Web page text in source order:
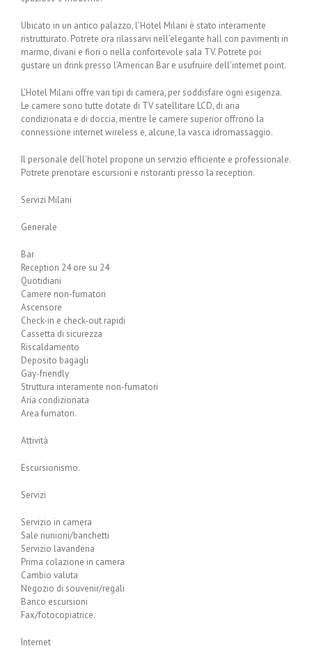
Ubicato in un antico palazzo, l’Hotel Milani è stato interamente
ristrutturato. Potrete ora rilassarvi nell’elegante hall con pavimenti in
marmo, divani e fiori o nella confortevole sala TV. Potrete poi
gustare un drink presso l’American Bar e usufruire dell’internet point.
L’Hotel Milani offre vari tipi di camera, per soddisfare ogni esigenza.
Le camere sono tutte dotate di TV satellitare LCD, di aria
condizionata e di doccia, mentre le camere superior offrono la
connessione internet wireless e, alcune, la vasca idromassaggio.
Il personale dell’hotel propone un servizio efficiente e professionale.
Potrete prenotare escursioni e ristoranti presso la reception.
Servizi Milani
Generale
Bar
Reception 24 ore su 24
Quotidiani
Camere non-fumatori
Ascensore
Check-in e check-out rapidi
Cassetta di sicurezza
Riscaldamento
Deposito bagagli
Gay-friendly
Struttura interamente non-fumatori
Aria condizionata
Area fumatori.
Attività
Escursionismo.
Servizi
Servizio in camera
Sale riunioni/banchetti
Servizio lavanderia
Prima colazione in camera
Cambio valuta
Negozio di souvenir/regali
Banco escursioni
Fax/fotocopiatrice.
Internet